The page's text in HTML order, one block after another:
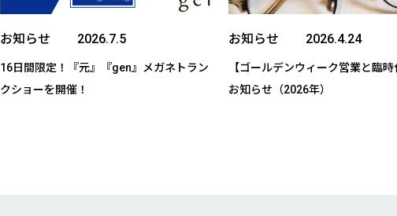
お知らせ
16日間限定！『元』『gen』メガネトラン
クショーを開催！
お知らせ
【ゴールデンウィーク営業と臨
お知らせ（2026年）